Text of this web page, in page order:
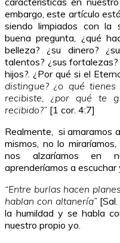
embargo, este artículo
siendo limpiados con
buena pregunta, ¿qué
belleza? ¿su dinero?
talentos? ¿sus fortalezas?
hijos?. ¿Por qué si el
distingue? ¿o qué
recibiste, ¿por qué te
recibido?” [1 cor. 4:7]
Realmente, si amaramos
mismos, no lo
nos alzaríamos en
aprenderíamos a
“Entre burlas hacen
hablan con altanería”[Sal.
la humildad y se habla
nuestro propio yo.